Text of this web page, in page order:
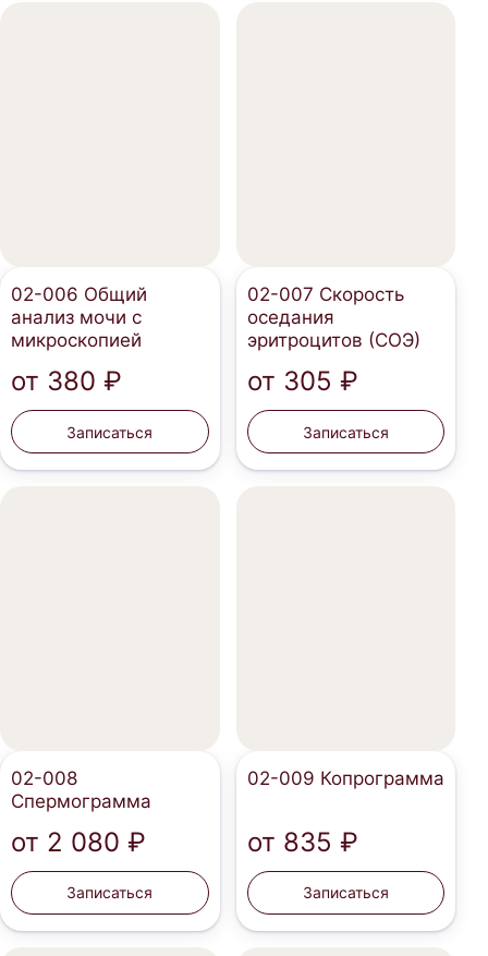
02-006 Общий
анализ мочи с
микроскопией
от 380 ₽
Записаться
02-007 Скорость
оседания
эритроцитов (СОЭ)
от 305 ₽
Записаться
02-008
Спермограмма
от 2 080 ₽
Записаться
02-009 Копрограмма
от 835 ₽
Записаться